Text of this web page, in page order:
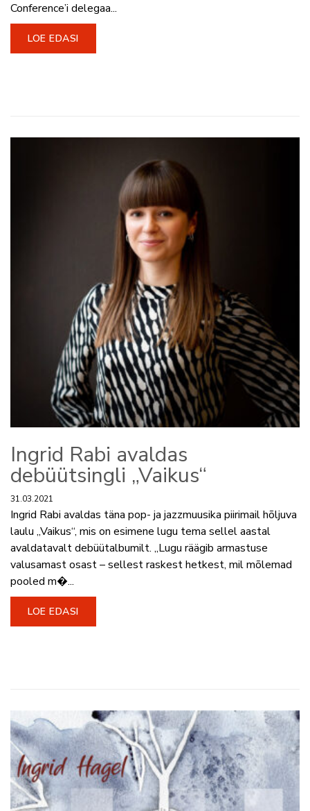
Conference’i delegaa...
LOE EDASI
Ingrid Rabi avaldas
debüütsingli „Vaikus“
31.03.2021
Ingrid Rabi avaldas täna pop- ja jazzmuusika piirimail hõljuva
laulu „Vaikus“, mis on esimene lugu tema sellel aastal
avaldatavalt debüütalbumilt. „Lugu räägib armastuse
valusamast osast – sellest raskest hetkest, mil mõlemad
pooled m�...
LOE EDASI